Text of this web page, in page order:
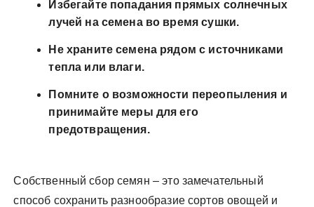
Избегайте попадания прямых солнечных
лучей на семена во время сушки.
Не храните семена рядом с источниками
тепла или влаги.
Помните о возможности переопыления и
принимайте меры для его
предотвращения.
Собственный сбор семян – это замечательный
способ сохранить разнообразие сортов овощей и